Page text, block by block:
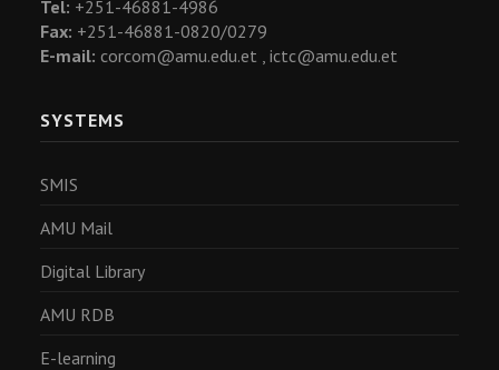
Tel: +251-46881-4986
Fax: +251-46881-0820/0279
E-mail: corcom@amu.edu.et , ictc@amu.edu.et
SYSTEMS
SMIS
AMU Mail
Digital Library
AMU RDB
E-learning